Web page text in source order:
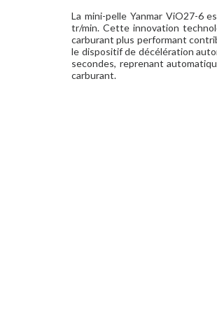
La mini-pelle Yanmar ViO27-6
tr/min. Cette innovation
carburant plus performant
le dispositif de décélération
secondes, reprenant
carburant.